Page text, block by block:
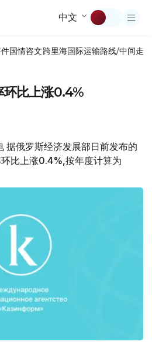
中文
国情咨文跨里海国际运输路线/中间走廊
环比上涨0.4%
据俄罗斯经济发展部日前发布的
比上涨0.4%,按年度计算为